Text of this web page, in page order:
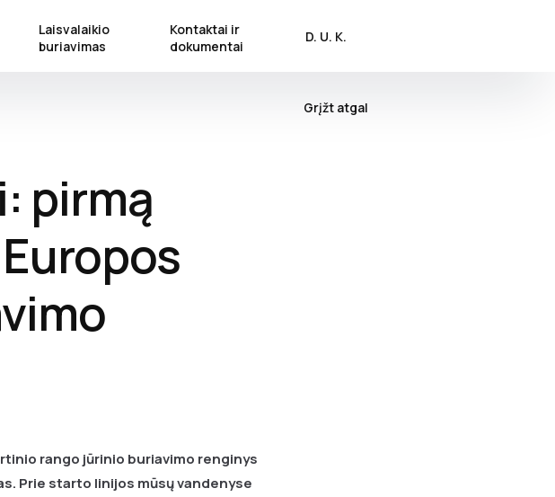
Laisvalaikio
buriavimas
Kontaktai ir
dokumentai
D. U. K.
Grįžt atgal
pirmą
rango jūrinio buriavimo renginys
Prie starto linijos mūsų vandenyse